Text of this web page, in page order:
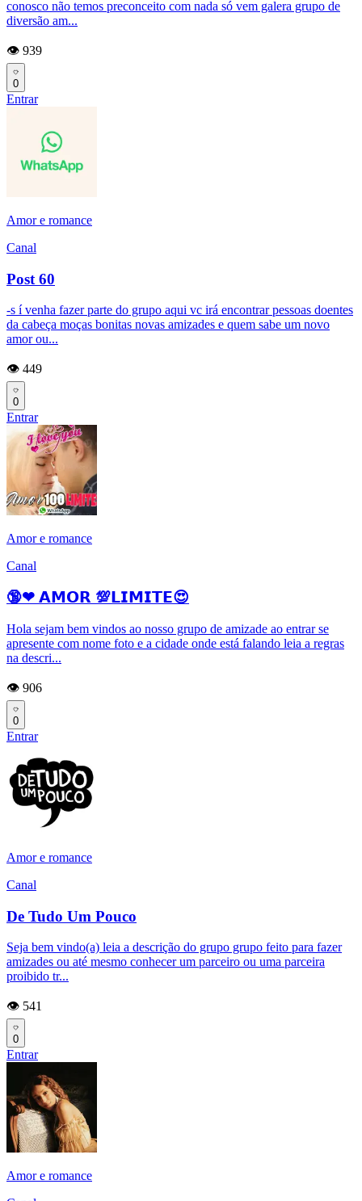
conosco não temos preconceito com nada só vem galera grupo de
diversão am...
👁️ 939
0
Entrar
Amor e romance
Canal
Post 60
-s í venha fazer parte do grupo aqui vc irá encontrar pessoas doentes
da cabeça moças bonitas novas amizades e quem sabe um novo
amor ou...
👁️ 449
0
Entrar
Amor e romance
Canal
🔞❤ 𝗔𝗠𝗢𝗥 💯𝗟𝗜𝗠𝗜𝗧𝗘😍
Hola sejam bem vindos ao nosso grupo de amizade ao entrar se
apresente com nome foto e a cidade onde está falando leia a regras
na descri...
👁️ 906
0
Entrar
Amor e romance
Canal
De Tudo Um Pouco
Seja bem vindo(a) leia a descrição do grupo grupo feito para fazer
amizades ou até mesmo conhecer um parceiro ou uma parceira
proibido tr...
👁️ 541
0
Entrar
Amor e romance